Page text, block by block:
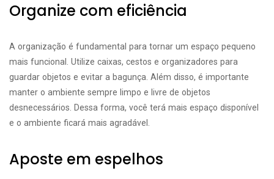
Organize com eficiência
A organização é fundamental para tornar um espaço pequeno
mais funcional. Utilize caixas, cestos e organizadores para
guardar objetos e evitar a bagunça. Além disso, é importante
manter o ambiente sempre limpo e livre de objetos
desnecessários. Dessa forma, você terá mais espaço disponível
e o ambiente ficará mais agradável.
Aposte em espelhos